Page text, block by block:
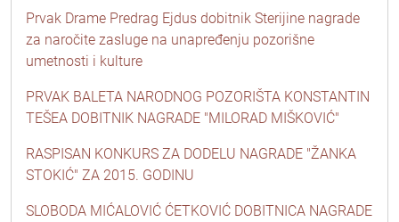
Prvak Drame Predrag Ejdus dobitnik Sterijine nagrade
za naročite zasluge na unapređenju pozorišne
umetnosti i kulture
PRVAK BALETA NARODNOG POZORIŠTA KONSTANTIN
TEŠEA DOBITNIK NAGRADE "MILORAD MIŠKOVIĆ"
RASPISAN KONKURS ZA DODELU NAGRADE "ŽANKA
STOKIĆ" ZA 2015. GODINU
SLOBODA MIĆALOVIĆ ĆETKOVIĆ DOBITNICA NAGRADE